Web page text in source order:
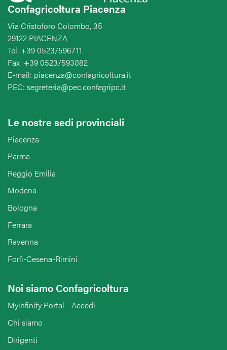
Confagricoltura Piacenza
Via Cristoforo Colombo, 35
29122 PIACENZA
Tel. +39 0523/596711
Fax. +39 0523/593082
E-mail: piacenza@confagricoltura.it
PEC: segreteria@pec.confagripc.it
Le nostre sedi provinciali
Piacenza
Parma
Reggio Emilia
Modena
Bologna
Ferrara
Ravenna
Forlì-Cesena-Rimini
Noi siamo Confagricoltura
Myinfinity Portal - Accedi
Chi siamo
Dirigenti